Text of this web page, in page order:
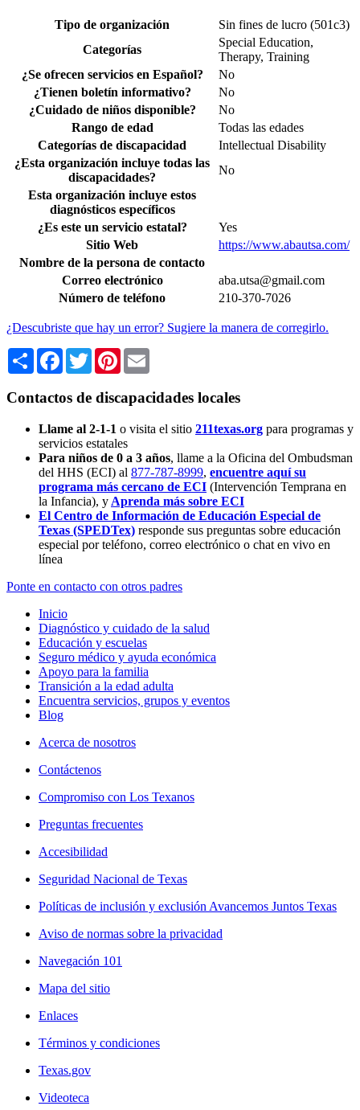
Tipo de organización
Sin fines de lucro (501c3)
Categorías
Special Education,
Therapy, Training
¿Se ofrecen servicios en Español?
No
¿Tienen boletín informativo?
No
¿Cuidado de niños disponible?
No
Rango de edad
Todas las edades
Categorías de discapacidad
Intellectual Disability
¿Esta organización incluye todas las
discapacidades?
No
Esta organización incluye estos
diagnósticos específicos
¿Es este un servicio estatal?
Yes
Sitio Web
https://www.abautsa.com/
Nombre de la persona de contacto
Correo electrónico
aba.utsa@gmail.com
Número de teléfono
210-370-7026
¿Descubriste que hay un error? Sugiere la manera de corregirlo.
Share Facebook
TwitterPinterest
Contactos de discapacidades locales
Llame al 2-1-1 o visita el sitio 211texas.org para programas y
servicios estatales
Para niños de 0 a 3 años, llame a la Oficina del Ombudsman
del HHS (ECI) al 877-787-8999, encuentre aquí su
programa más cercano de ECI (Intervención Temprana en
la Infancia), y Aprenda más sobre ECI
El Centro de Información de Educación Especial de
Texas (SPEDTex) responde sus preguntas sobre educación
especial por teléfono, correo electrónico o chat en vivo en
línea
Ponte en contacto con otros padres
Inicio
Diagnóstico y cuidado de la salud
Educación y escuelas
Seguro médico y ayuda económica
Apoyo para la familia
Transición a la edad adulta
Encuentra servicios, grupos y eventos
Blog
Acerca de nosotros
Contáctenos
Compromiso con Los Texanos
Preguntas frecuentes
Accesibilidad
Seguridad Nacional de Texas
Políticas de inclusión y exclusión Avancemos Juntos Texas
Aviso de normas sobre la privacidad
Navegación 101
Mapa del sitio
Enlaces
Términos y condiciones
Texas.gov
Videoteca